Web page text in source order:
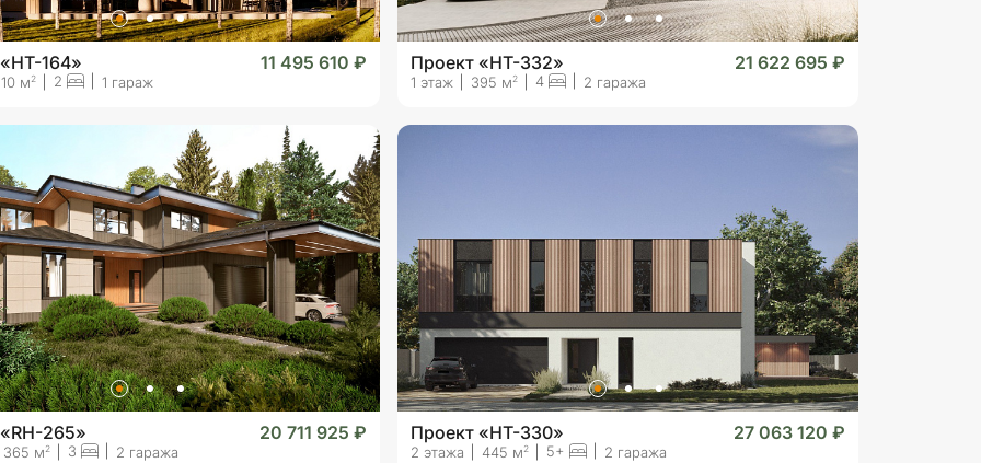
164» 11 495 610 ₽
м2 2 1 гараж
Проект «HT-332» 21 622 695 ₽
1 этаж 395 м2 4 2 гаража
265» 20 711 925 ₽
365 м2 3 2 гаража
Проект «HT-330» 27 063 120 ₽
2 этажа 445 м2 5+ 2 гаража